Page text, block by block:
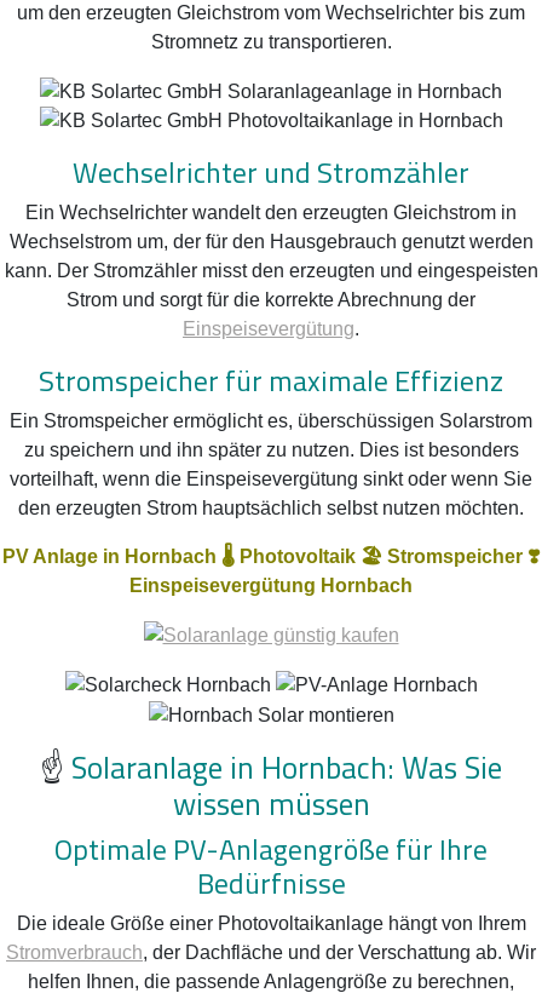
um den erzeugten Gleichstrom vom Wechselrichter bis zum
Stromnetz zu transportieren.
Wechselrichter und Stromzähler
Ein Wechselrichter wandelt den erzeugten Gleichstrom in
Wechselstrom um, der für den Hausgebrauch genutzt werden
kann. Der Stromzähler misst den erzeugten und eingespeisten
Strom und sorgt für die korrekte Abrechnung der
Einspeisevergütung.
Stromspeicher für maximale Effizienz
Ein Stromspeicher ermöglicht es, überschüssigen Solarstrom
zu speichern und ihn später zu nutzen. Dies ist besonders
vorteilhaft, wenn die Einspeisevergütung sinkt oder wenn Sie
den erzeugten Strom hauptsächlich selbst nutzen möchten.
PV Anlage in Hornbach 🌡️ Photovoltaik 🏖️ Stromspeicher ❣️
Einspeisevergütung Hornbach
☝️ Solaranlage in Hornbach: Was Sie
wissen müssen
Optimale PV-Anlagengröße für Ihre
Bedürfnisse
Die ideale Größe einer Photovoltaikanlage hängt von Ihrem
Stromverbrauch, der Dachfläche und der Verschattung ab. Wir
helfen Ihnen, die passende Anlagengröße zu berechnen,